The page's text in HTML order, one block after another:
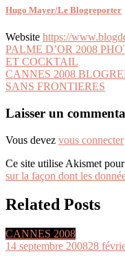
Hugo Mayer/Le Blogreporter
Website https://
Navigation
de
l’article
PALME D’OR 2008
ET COCKTAIL
CANNES 2008
SANS FRONTIERES
Laisser un
Vous devez vous connecter
Ce site utilise Akismet
sur la façon dont les
Related Posts
CANNES 2008
14 septembre 200828